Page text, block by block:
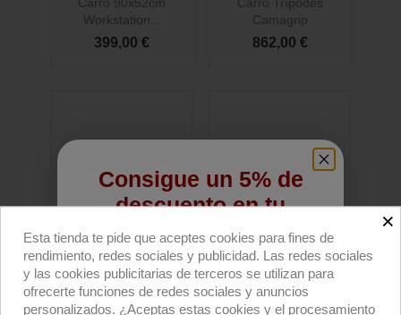
Workstation...
399,00 €
Camagrip
862,00 €
Carro 102x62cm
Carro Plegable
×
Esta tienda te pide que aceptes cookies para fines de
rendimiento, redes sociales y publicidad. Las redes sociales
y las cookies publicitarias de terceros se utilizan para
ofrecerte funciones de redes sociales y anuncios
personalizados. ¿Aceptas estas cookies y el procesamiento
Consigue un 5% de
descuento en tu
primera compra
Regístrate para recibir el descuento.
Email